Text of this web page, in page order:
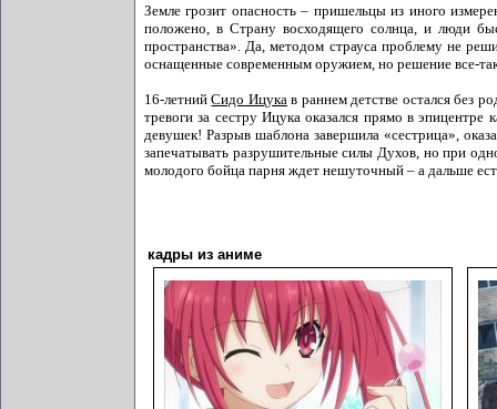
Земле грозит опасность – пришельцы из иного
положено, в Страну восходящего солнца, и люди
пространства». Да, методом страуса проблему не
оснащенные современным оружием, но решение все-
16-летнийСидо Ицукав раннем детстве остался без
тревоги за сестру Ицука оказался прямо в
девушек! Разрыв шаблона завершила «сестрица»,
запечатывать разрушительные силы Духов, но при
молодого бойца парня ждет нешуточный – а дальше
кадры из аниме